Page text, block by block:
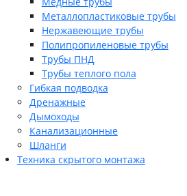
Металлопластиковые трубы
Нержавеющие трубы
Полипропиленовые трубы
Трубы ПНД
Трубы теплого пола
Гибкая подводка
Дренажные
Дымоходы
Канализационные
Шланги
Техника скрытого монтажа